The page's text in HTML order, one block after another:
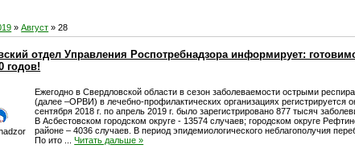
» Август » 28
отдел Управления Роспотребнадзора информирует:
годов!
Ежегодно в Свердловской области в сезон заболеваемости острыми
(далее –ОРВИ) в лечебно-профилактических организациях регистрируется
сентября 2018 г. по апрель 2019 г. было зарегистрировано 877 тысяч
В Асбестовском городском округе - 13574 случаев; городском округе
районе – 4036 случаев. В период эпидемиологического неблагополучия
По ито
...Читать дальше »